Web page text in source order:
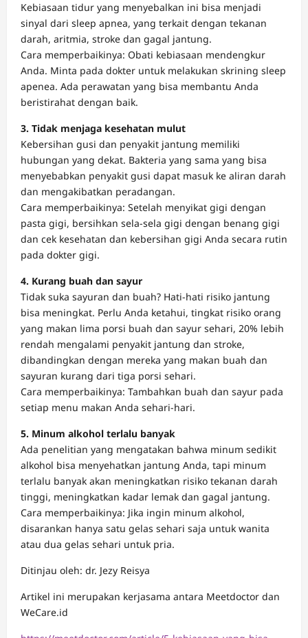
Kebiasaan tidur yang menyebalkan ini bisa menjadi
sinyal dari sleep apnea, yang terkait dengan tekanan
darah, aritmia, stroke dan gagal jantung.
Cara memperbaikinya: Obati kebiasaan mendengkur
Anda. Minta pada dokter untuk melakukan skrining sleep
apenea. Ada perawatan yang bisa membantu Anda
beristirahat dengan baik.
3. Tidak menjaga kesehatan mulut
Kebersihan gusi dan penyakit jantung memiliki
hubungan yang dekat. Bakteria yang sama yang bisa
menyebabkan penyakit gusi dapat masuk ke aliran darah
dan mengakibatkan peradangan.
Cara memperbaikinya: Setelah menyikat gigi dengan
pasta gigi, bersihkan sela-sela gigi dengan benang gigi
dan cek kesehatan dan kebersihan gigi Anda secara rutin
pada dokter gigi.
4. Kurang buah dan sayur
Tidak suka sayuran dan buah? Hati-hati risiko jantung
bisa meningkat. Perlu Anda ketahui, tingkat risiko orang
yang makan lima porsi buah dan sayur sehari, 20% lebih
rendah mengalami penyakit jantung dan stroke,
dibandingkan dengan mereka yang makan buah dan
sayuran kurang dari tiga porsi sehari.
Cara memperbaikinya: Tambahkan buah dan sayur pada
setiap menu makan Anda sehari-hari.
5. Minum alkohol terlalu banyak
Ada penelitian yang mengatakan bahwa minum sedikit
alkohol bisa menyehatkan jantung Anda, tapi minum
terlalu banyak akan meningkatkan risiko tekanan darah
tinggi, meningkatkan kadar lemak dan gagal jantung.
Cara memperbaikinya: Jika ingin minum alkohol,
disarankan hanya satu gelas sehari saja untuk wanita
atau dua gelas sehari untuk pria.
Ditinjau oleh: dr. Jezy Reisya
Artikel ini merupakan kerjasama antara Meetdoctor dan
WeCare.id